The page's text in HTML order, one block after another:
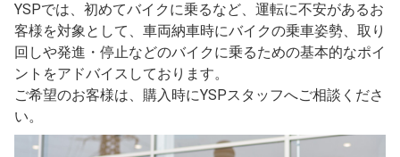
YSPでは、初めてバイクに乗るなど、運転に不安があるお
客様を対象として、車両納車時にバイクの乗車姿勢、取り
回しや発進・停止などのバイクに乗るための基本的なポイ
ントをアドバイスしております。
ご希望のお客様は、購入時にYSPスタッフへご相談くださ
い。